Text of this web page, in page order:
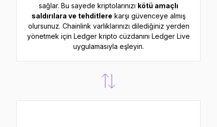
sağlar. Bu sayede kriptolarınızı kötü amaçlı
saldırılara ve tehditlere karşı güvenceye almış
olursunuz. Chainlink varlıklarınızı dilediğiniz yerden
yönetmek için Ledger kripto cüzdanını Ledger Live
uygulamasıyla eşleyin.